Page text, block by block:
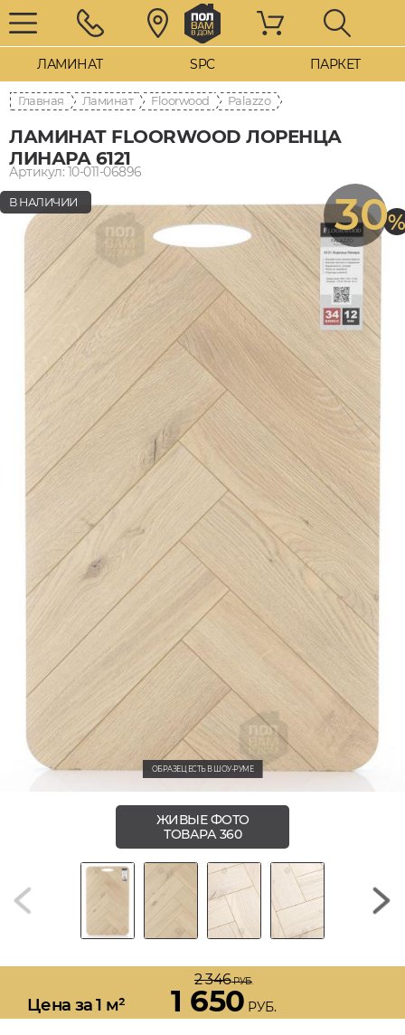
ЛАМИНАТ SPC ПАРКЕТ
Главная Ламинат Floorwood Palazzo
ЛАМИНАТ FLOORWOOD ЛОРЕНЦА
ЛИНАРА 6121
Артикул: 10-011-06896
30%
В НАЛИЧИИ
ОБРАЗЕЦ ЕСТЬ В ШОУ-РУМЕ
ЖИВЫЕ ФОТО
ТОВАРА 360
Цена за 1 м²
2 346РУБ.
1 650 РУБ.